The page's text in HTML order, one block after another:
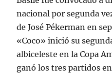
nacional por segunda
de José Pékerman en
«Coco» inició su
albiceleste en la Copa
ganó los tres partidos